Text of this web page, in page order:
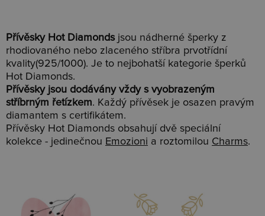
Přívěsky Hot Diamonds jsou nádherné šperky z
rhodiovaného nebo zlaceného stříbra prvotřídní
kvality(925/1000). Je to nejbohatší kategorie šperků
Hot Diamonds.
Přívěsky jsou dodávány vždy s vyobrazeným
stříbrným řetízkem. Každý přívěsek je osazen pravým
diamantem s certifikátem.
Přívěsky Hot Diamonds obsahují dvě speciální
kolekce - jedinečnou Emozioni a roztomilou Charms.